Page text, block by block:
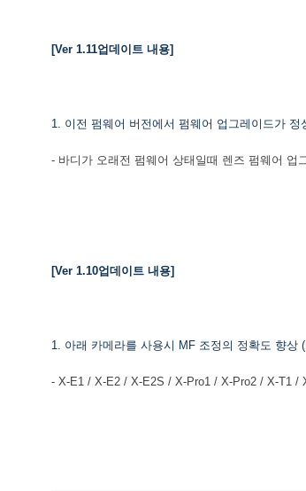
[Ver 1.11업데이트 내용]
1. 이전 펌웨어 버전에서 펌웨어 업그레이드가 정
- 바디가 오래전 펌웨어 상태일때 렌즈 펌웨어 업
[Ver 1.10업데이트 내용]
1. 아래 카메라를 사용시 MF 조정의 정확도 향상
- X-E1 / X-E2 / X-E2S / X-Pro1 / X-Pro2 / X-T1 /